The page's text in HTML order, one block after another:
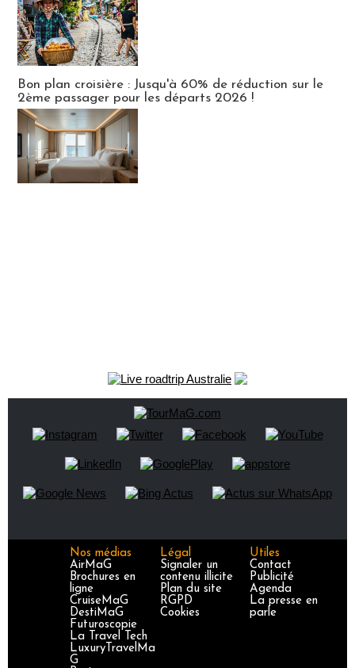
Bon plan croisière : Jusqu'à 60% de réduction sur le
2ème passager pour les départs 2026 !
Nos médias
AirMaG
Brochures en
ligne
CruiseMaG
DestiMaG
Futuroscopie
La Travel Tech
LuxuryTravelMa
G
Légal
Signaler un
contenu illicite
Plan du site
RGPD
Cookies
Utiles
Contact
Publicité
Agenda
La presse en
parle